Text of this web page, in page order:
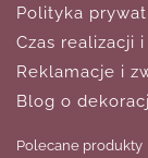
Polityka
Czas realizacji
Reklamacje i
Blog o
Polecane produkty